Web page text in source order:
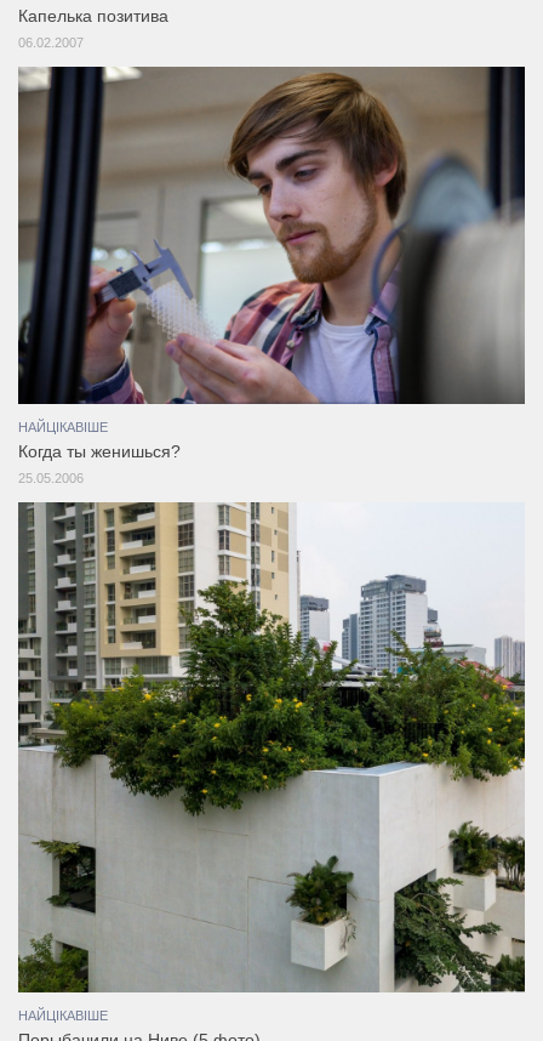
Капелька позитива
06.02.2007
НАЙЦІКАВІШЕ
Когда ты женишься?
25.05.2006
НАЙЦІКАВІШЕ